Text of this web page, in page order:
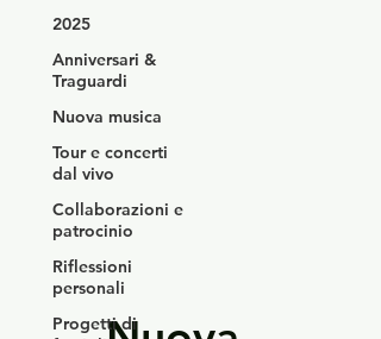
2025
Anniversari &
Traguardi
Nuova musica
Tour e concerti
dal vivo
Collaborazioni e
patrocinio
Riflessioni
personali
Progetti di